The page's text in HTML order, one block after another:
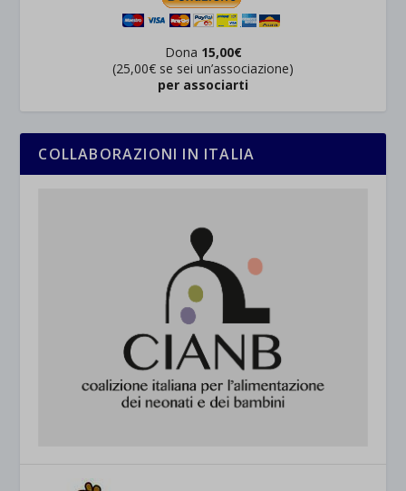
Dona 15,00€
(25,00€ se sei un’associazione)
per associarti
COLLABORAZIONI IN ITALIA